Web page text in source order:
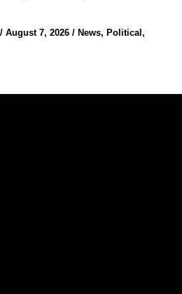
August 7, 2026/News,Political,